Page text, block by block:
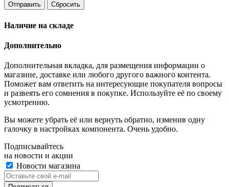
Отправить Сбросить
Наличие на складе
Дополнительно
Дополнительная вкладка, для размещения информации о
магазине, доставке или любого другого важного контента.
Поможет вам ответить на интересующие покупателя вопросы
и развеять его сомнения в покупке. Используйте её по своему
усмотрению.
Вы можете убрать её или вернуть обратно, изменив одну
галочку в настройках компонента. Очень удобно.
Подписывайтесь
на новости и акции
Новости магазина